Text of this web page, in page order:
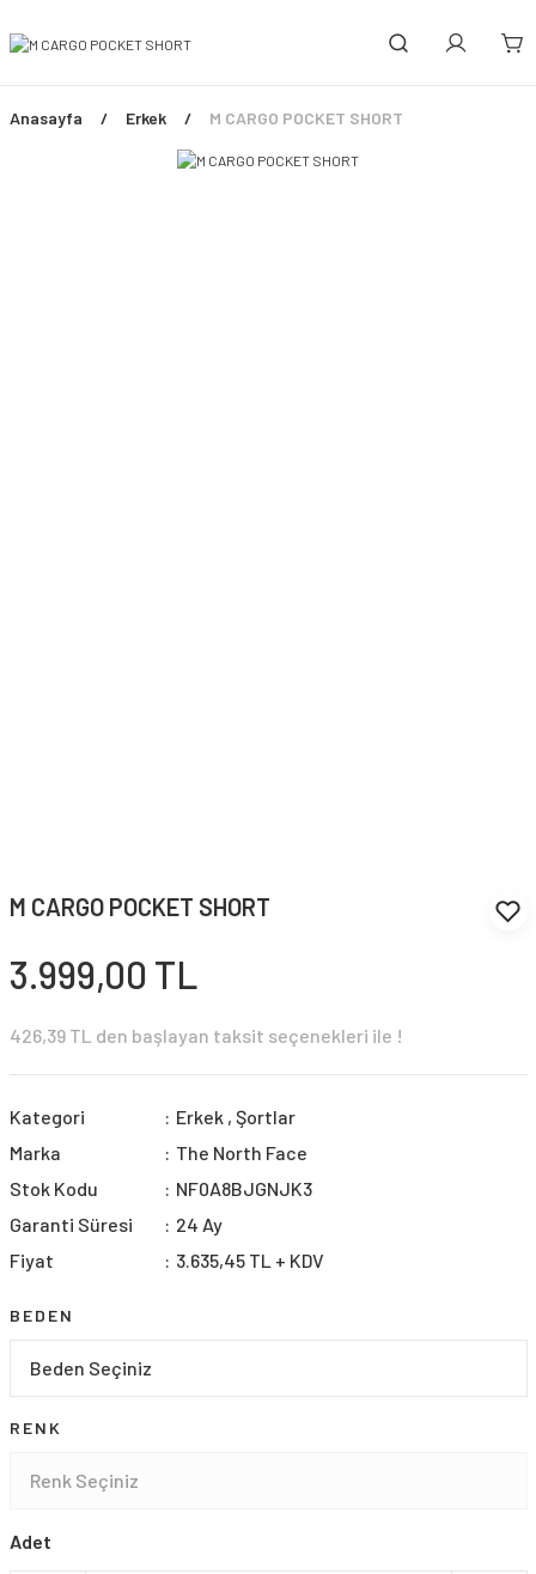
Anasayfa Erkek M CARGO POCKET SHORT
M CARGO POCKET SHORT
3.999,00 TL
426,39 TL den başlayan taksit seçenekleri ile !
Kategori Erkek ,Şortlar
Marka
The North Face
Stok Kodu
NF0A8BJGNJK3
Garanti Süresi
24 Ay
Fiyat
3.635,45 TL + KDV
BEDEN
RENK
Adet